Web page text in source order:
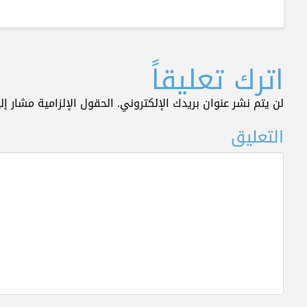
اترك تعليقاً
لن يتم نشر عنوان بريدك الإلكتروني. الحقول الإلزامية مشار
التعليق